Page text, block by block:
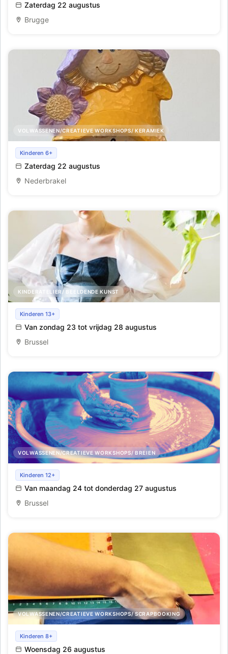
Zaterdag 22 augustus
Brugge
VOLWASSENEN/CREATIEVE WORKSHOPS/ KERAMIEK
Keramiekschilderen en glazuren
Kinderen 6+
Zaterdag 22 augustus
Nederbrakel
KINDERATELIER/ BEELDENDE KUNST
Mode Internationaal_Amsterdam_Week 9
Kinderen 13+
Van zondag 23 tot vrijdag 28 augustus
Brussel
VOLWASSENEN/CREATIEVE WORKSHOPS/ BREIEN
Pottenbakkerscursus
Kinderen 12+
Van maandag 24 tot donderdag 27 augustus
Brussel
VOLWASSENEN/CREATIEVE WORKSHOPS/ SCRAPBOOKING
Workshop maak je eigen schrift
Kinderen 8+
Woensdag 26 augustus